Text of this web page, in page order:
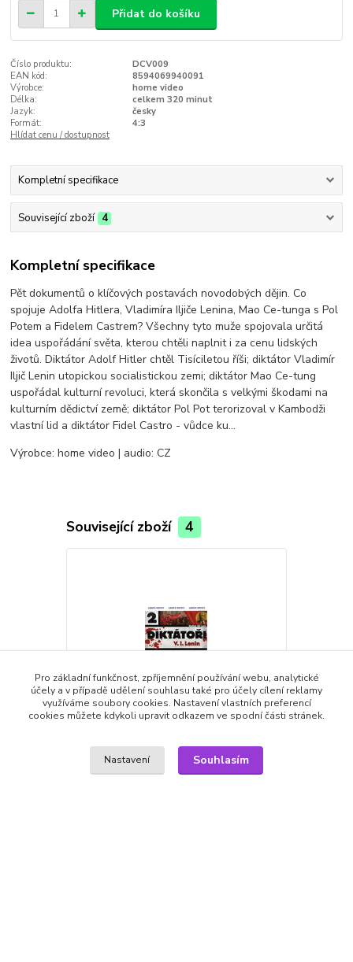
Přidat do košíku
Číslo produktu:
DCV009
EAN kód:
8594069940091
Výrobce:
home video
Délka:
celkem 320 minut
Jazyk:
česky
Formát:
4:3
Hlídat cenu / dostupnost
Kompletní specifikace
Související zboží 4
Kompletní specifikace
Pět dokumentů o klíčových postavách novodobých dějin. Co
spojuje Adolfa Hitlera, Vladimíra Iljiče Lenina, Mao Ce-tunga s Pol
Potem a Fidelem Castrem? Všechny tyto muže spojovala určitá
idea uspořádání světa, kterou chtěli naplnit i za cenu lidských
životů. Diktátor Adolf Hitler chtěl Tisíciletou říši; diktátor Vladimír
Iljič Lenin utopickou socialistickou zemi; diktátor Mao Ce-tung
uspořádal kulturní revoluci, která skončila s velkými škodami na
kulturním dědictví země; diktátor Pol Pot terorizoval v Kambodži
vlastní lid a diktátor Fidel Castro - vůdce ku…
Výrobce: home video | audio: CZ
Související zboží 4
Pro základní funkčnost, zpříjemnění používání webu, analytické
účely a v případě udělení souhlasu také pro účely cílení reklamy
využíváme soubory cookies. Nastavení vlastních preferencí
cookies můžete kdykoli upravit odkazem ve spodní části stránek.
Nastavení Souhlasím